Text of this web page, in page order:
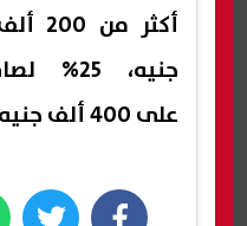
جنيه،
على 400 ألف جنيه.